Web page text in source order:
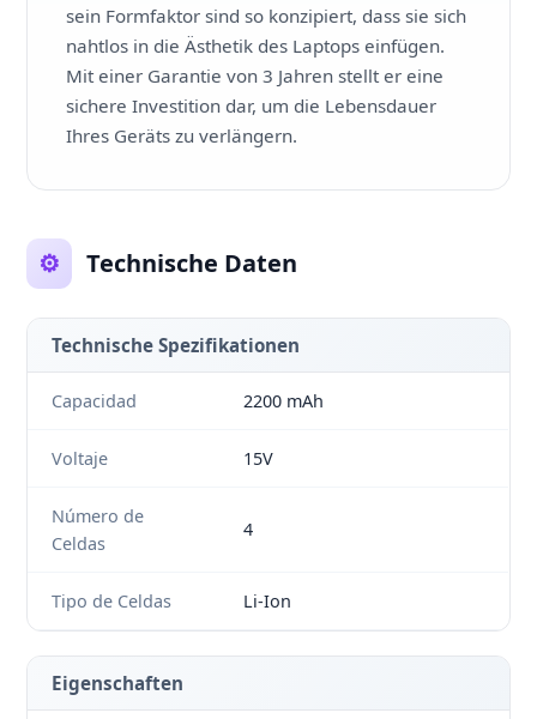
sein Formfaktor sind so konzipiert, dass sie sich
nahtlos in die Ästhetik des Laptops einfügen.
Mit einer Garantie von 3 Jahren stellt er eine
sichere Investition dar, um die Lebensdauer
Ihres Geräts zu verlängern.
⚙️ Technische Daten
Technische Spezifikationen
Capacidad 2200 mAh
Voltaje 15V
Número de
Celdas
4
Tipo de Celdas Li-Ion
Eigenschaften